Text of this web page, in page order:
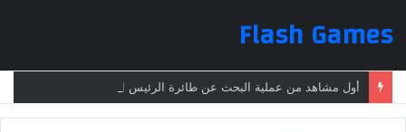
Flash Games